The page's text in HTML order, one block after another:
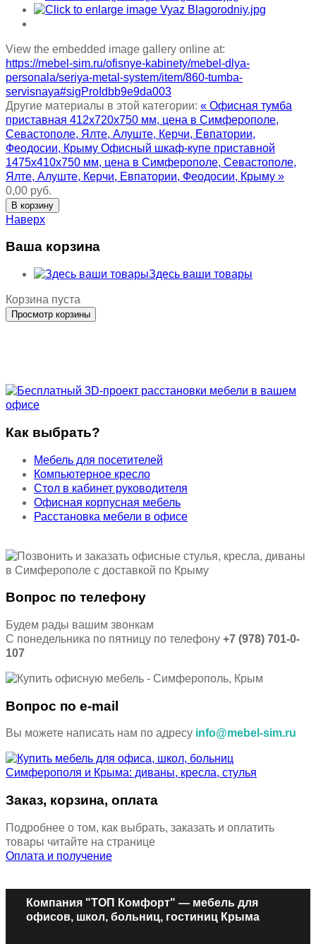
View the embedded image gallery online at:
https://mebel-sim.ru/ofisnye-kabinety/mebel-dlya-
personala/seriya-metal-system/item/860-tumba-
servisnaya#sigProIdbb9e9da003
Другие материалы в этой категории: « Офисная тумба
приставная 412х720х750 мм, цена в Симферополе,
Севастополе, Ялте, Алуште, Керчи, Евпатории,
Феодосии, Крыму Офисный шкаф-купе приставной
1475х410х750 мм, цена в Симферополе, Севастополе,
Ялте, Алуште, Керчи, Евпатории, Феодосии, Крыму »
0,00 руб.
Наверх
Ваша корзина
Здесь ваши товары
Корзина пуста
Как выбрать?
Мебель для посетителей
Компьютерное кресло
Стол в кабинет руководителя
Офисная корпусная мебель
Расстановка мебели в офисе
Вопрос по телефону
Будем рады вашим звонкам
С понедельника по пятницу по телефону +7 (978) 701-0-
107
Вопрос по e-mail
Вы можете написать нам по адресу info@mebel-sim.ru
Заказ, корзина, оплата
Подробнее о том, как выбрать, заказать и оплатить
товары читайте на странице
Оплата и получение
Компания "ТОП Комфорт" — мебель для
офисов, школ, больниц, гостиниц Крыма